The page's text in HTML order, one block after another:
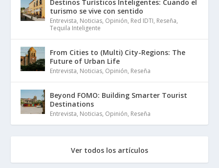
Destinos Turísticos Inteligentes: Cuando el
turismo se vive con sentido
Entrevista, Noticias, Opinión, Red IDTI, Reseña,
Tequila Inteligente
From Cities to (Multi) City-Regions: The
Future of Urban Life
Entrevista, Noticias, Opinión, Reseña
Beyond FOMO: Building Smarter Tourist
Destinations
Entrevista, Noticias, Opinión, Reseña
Ver todos los artículos